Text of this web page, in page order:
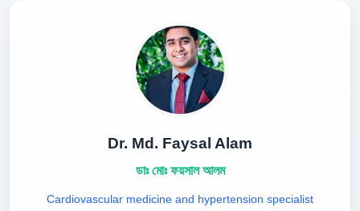
Dr. Md. Faysal Alam
ডাঃ মোঃ ফয়সাল আলম
Cardiovascular medicine and hypertension specialist